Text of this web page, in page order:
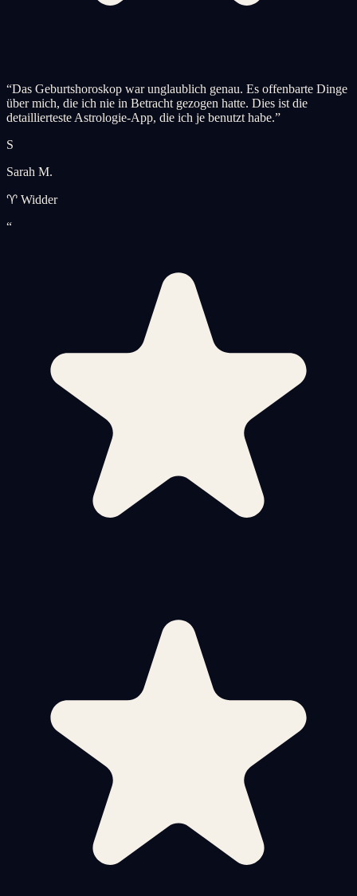
“Das Geburtshoroskop war unglaublich genau. Es offenbarte Dinge
über mich, die ich nie in Betracht gezogen hatte. Dies ist die
detaillierteste Astrologie-App, die ich je benutzt habe.”
S
Sarah M.
♈ Widder
“